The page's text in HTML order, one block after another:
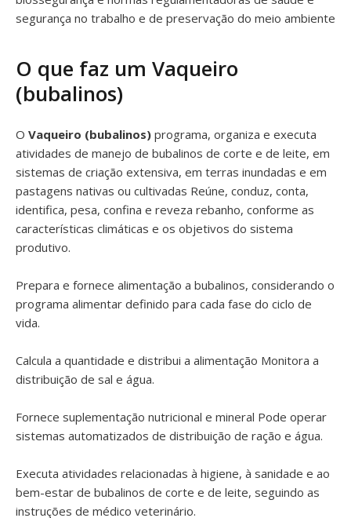
segurança no trabalho e de preservação do meio ambiente
O que faz um Vaqueiro
(bubalinos)
O Vaqueiro (bubalinos) programa, organiza e executa
atividades de manejo de bubalinos de corte e de leite, em
sistemas de criação extensiva, em terras inundadas e em
pastagens nativas ou cultivadas Reúne, conduz, conta,
identifica, pesa, confina e reveza rebanho, conforme as
características climáticas e os objetivos do sistema
produtivo.
Prepara e fornece alimentação a bubalinos, considerando o
programa alimentar definido para cada fase do ciclo de
vida.
Calcula a quantidade e distribui a alimentação Monitora a
distribuição de sal e água.
Fornece suplementação nutricional e mineral Pode operar
sistemas automatizados de distribuição de ração e água.
Executa atividades relacionadas à higiene, à sanidade e ao
bem-estar de bubalinos de corte e de leite, seguindo as
instruções de médico veterinário.